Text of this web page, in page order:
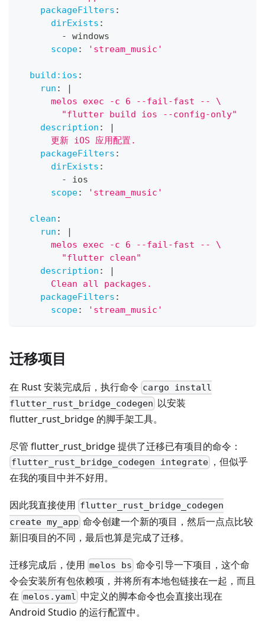
packageFilters :
dirExists :
-
windows
scope: 'stream_music'
build:ios :
run :
|
      melos exec -c 6 --fail-fast -- \
        "flutter build ios --config-only"
description :
|
      更新 iOS 应用配置.
packageFilters :
dirExists :
-
ios
scope: 'stream_music'
clean :
run :
|
      melos exec -c 6 --fail-fast -- \
        "flutter clean"
description :
|
      Clean all packages.
packageFilters :
scope: 'stream_music'
迁移项目
在 Rust 安装完成后，执行命令 cargo install
flutter_rust_bridge_codegen 以安装
flutter_rust_bridge 的脚手架工具。
尽管 flutter_rust_bridge 提供了迁移已有项目的命令：
flutter_rust_bridge_codegen integrate ，但似乎
在我的项目中并不好用。
因此我直接使用 flutter_rust_bridge_codegen
create my_app 命令创建一个新的项目，然后一点点比较
新旧项目的不同，最后也算是完成了迁移。
迁移完成后，使用 melos bs 命令引导一下项目，这个命
令会安装所有包依赖项，并将所有本地包链接在一起，而且
在 melos.yaml 中定义的脚本命令也会直接出现在
Android Studio 的运行配置中。